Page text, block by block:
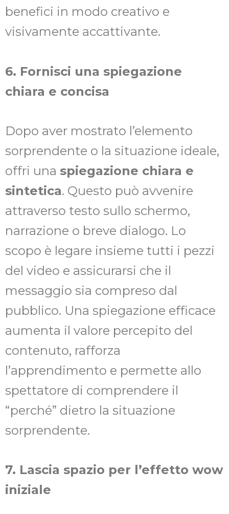
benefici in modo creativo e
visivamente accattivante.
6. Fornisci una spiegazione
chiara e concisa
Dopo aver mostrato l’elemento
sorprendente o la situazione ideale,
offri una spiegazione chiara e
sintetica. Questo può avvenire
attraverso testo sullo schermo,
narrazione o breve dialogo. Lo
scopo è legare insieme tutti i pezzi
del video e assicurarsi che il
messaggio sia compreso dal
pubblico. Una spiegazione efficace
aumenta il valore percepito del
contenuto, rafforza
l’apprendimento e permette allo
spettatore di comprendere il
“perché” dietro la situazione
sorprendente.
7. Lascia spazio per l’effetto wow
iniziale